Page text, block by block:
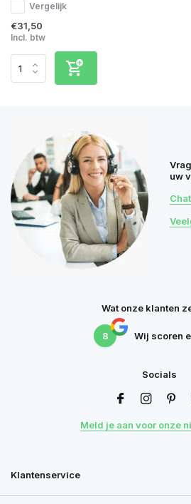
Vergelijk
€31,50
Incl. btw
uw
Wat onze klanten
8 Wij scoren
Socials
Meld je aan voor onze
Klantenservice